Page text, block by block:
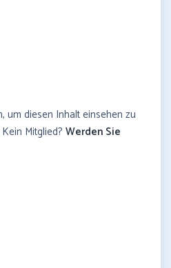
um diesen Inhalt einsehen zu
Kein Mitglied? Werden Sie